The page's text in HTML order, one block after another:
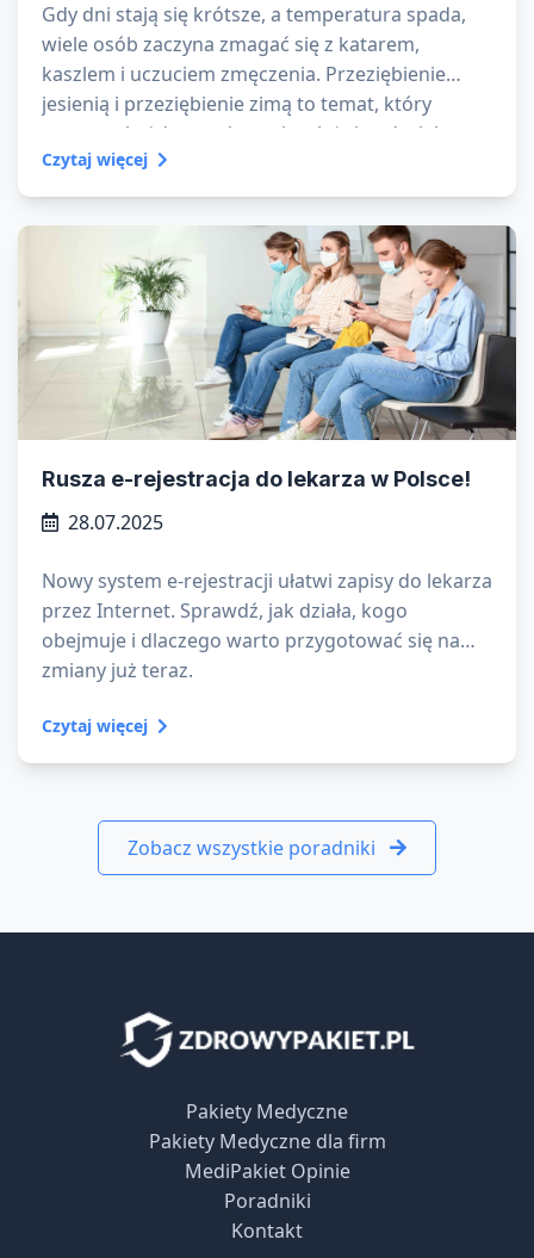
Gdy dni stają się krótsze, a temperatura spada,
wiele osób zaczyna zmagać się z katarem,
kaszlem i uczuciem zmęczenia. Przeziębienie
jesienią i przeziębienie zimą to temat, który
powraca każdego roku – niezależnie od wieku czy
stylu życia. Ale dlaczego chorujemy jesienią i zimą
częściej niż w cieplejszych miesiącach?
Czytaj więcej
Rusza e-rejestracja do lekarza w Polsce!
28.07.2025
Nowy system e-rejestracji ułatwi zapisy do lekarza
przez Internet. Sprawdź, jak działa, kogo
obejmuje i dlaczego warto przygotować się na
zmiany już teraz.
Czytaj więcej
Zobacz wszystkie poradniki
Pakiety Medyczne
Pakiety Medyczne dla firm
MediPakiet Opinie
Poradniki
Kontakt